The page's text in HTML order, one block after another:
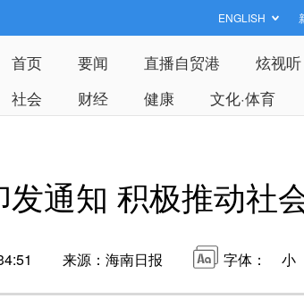
ENGLISH
首页 要闻 直播自贸港 炫视听
社会
财经 健康 文化·体育
通知 积极推动社
来源：海南日报 字体： 小